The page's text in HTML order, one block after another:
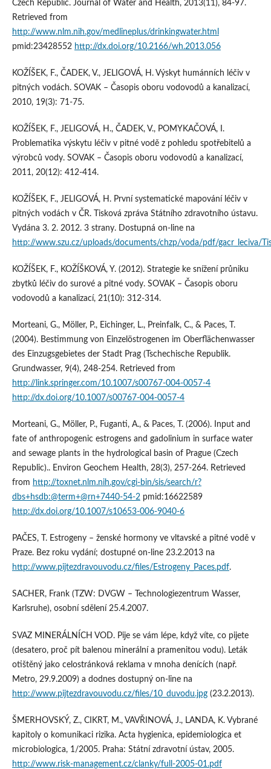
Czech Republic. Journal of Water and Health, 2013(11), 84-97.
Retrieved from
http://www.nlm.nih.gov/medlineplus/drinkingwater.html
pmid:23428552 http://dx.doi.org/10.2166/wh.2013.056
KOŽÍŠEK, F., ČADEK, V., JELIGOVÁ, H. Výskyt humánních léčiv v
pitných vodách. SOVAK – Časopis oboru vodovodů a kanalizací,
2010, 19(3): 71-75.
KOŽÍŠEK, F., JELIGOVÁ, H., ČADEK, V., POMYKAČOVÁ, I.
Problematika výskytu léčiv v pitné vodě z pohledu spotřebitelů a
výrobců vody. SOVAK – Časopis oboru vodovodů a kanalizací,
2011, 20(12): 412-414.
KOŽÍŠEK, F., JELIGOVÁ, H. První systematické mapování léčiv v
pitných vodách v ČR. Tisková zpráva Státního zdravotního ústavu.
Vydána 3. 2. 2012. 3 strany. Dostupná on-line na
http://www.szu.cz/uploads/documents/chzp/voda/pdf/gacr_leciva/
KOŽÍŠEK, F., KOŽÍŠKOVÁ, Y. (2012). Strategie ke snížení průniku
zbytků léčiv do surové a pitné vody. SOVAK – Časopis oboru
vodovodů a kanalizací, 21(10): 312-314.
Morteani, G., Möller, P., Eichinger, L., Preinfalk, C., & Paces, T.
(2004). Bestimmung von Einzelöstrogenen im Oberflächenwasser
des Einzugsgebietes der Stadt Prag (Tschechische Republik.
Grundwasser, 9(4), 248-254. Retrieved from
http://link.springer.com/10.1007/s00767-004-0057-4
http://dx.doi.org/10.1007/s00767-004-0057-4
Morteani, G., Möller, P., Fuganti, A., & Paces, T. (2006). Input and
fate of anthropogenic estrogens and gadolinium in surface water
and sewage plants in the hydrological basin of Prague (Czech
Republic).. Environ Geochem Health, 28(3), 257-264. Retrieved
from http://toxnet.nlm.nih.gov/cgi-bin/sis/search/r?
dbs+hsdb:@term+@rn+7440-54-2pmid:16622589
http://dx.doi.org/10.1007/s10653-006-9040-6
PAČES, T. Estrogeny – ženské hormony ve vltavské a pitné vodě v
Praze. Bez roku vydání; dostupné on-line 23.2.2013 na
http://www.pijtezdravouvodu.cz/files/Estrogeny_Paces.pdf.
SACHER, Frank (TZW: DVGW – Technologiezentrum Wasser,
Karlsruhe), osobní sdělení 25.4.2007.
SVAZ MINERÁLNÍCH VOD. Pije se vám lépe, když víte, co pijete
(desatero, proč pít balenou minerální a pramenitou vodu). Leták
otištěný jako celostránková reklama v mnoha denících (např.
Metro, 29.9.2009) a dodnes dostupný on-line na
http://www.pijtezdravouvodu.cz/files/10_duvodu.jpg(23.2.2013).
ŠMERHOVSKÝ, Z., CIKRT, M., VAVŘINOVÁ, J., LANDA, K. Vybrané
kapitoly o komunikaci rizika. Acta hygienica, epidemiologica et
microbiologica, 1/2005. Praha: Státní zdravotní ústav, 2005.
http://www.risk-management.cz/clanky/full-2005-01.pdf